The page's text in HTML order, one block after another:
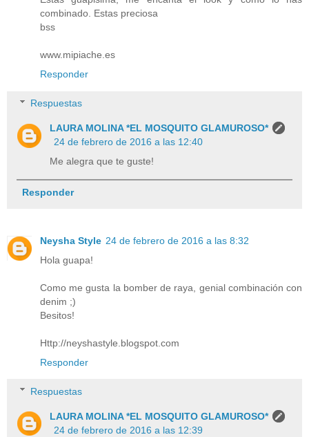
combinado. Estas preciosa
bss
www.mipiache.es
Responder
Respuestas
LAURA MOLINA *EL MOSQUITO GLAMUROSO*
24 de febrero de 2016 a las 12:40
Me alegra que te guste!
Responder
Neysha Style 24 de febrero de 2016 a las 8:32
Hola guapa!
Como me gusta la bomber de raya, genial combinación con
denim ;)
Besitos!
Http://neyshastyle.blogspot.com
Responder
Respuestas
LAURA MOLINA *EL MOSQUITO GLAMUROSO*
24 de febrero de 2016 a las 12:39